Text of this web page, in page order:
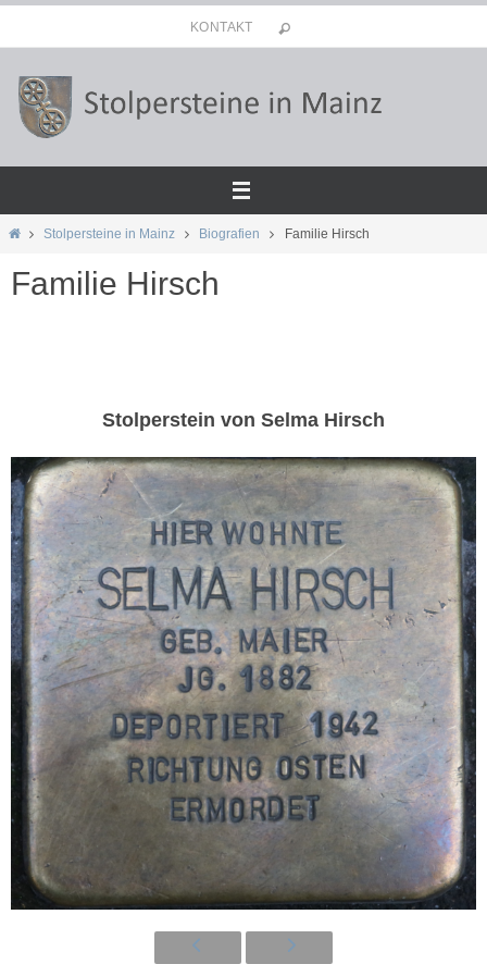
Inhalt
springen
KONTAKT
StartStolpersteine in Mainz Biografien Familie Hirsch
Familie Hirsch
Stolperstein von Selma Hirsch